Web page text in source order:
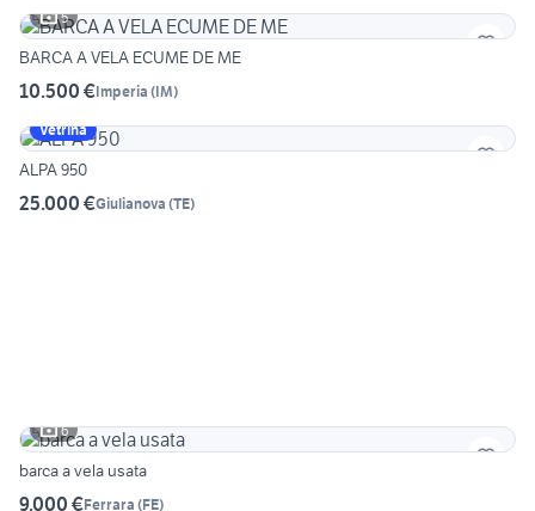
5
BARCA A VELA ECUME DE ME
10.500 €Imperia (IM)
Vetrina
ALPA 950
25.000 €Giulianova (TE)
6
barca a vela usata
9.000 €Ferrara (FE)